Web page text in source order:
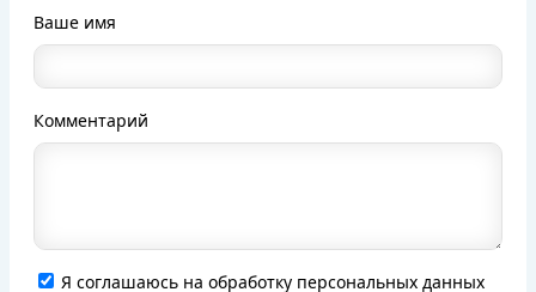
Ваше имя
Комментарий
Я соглашаюсь на обработку персональных данных